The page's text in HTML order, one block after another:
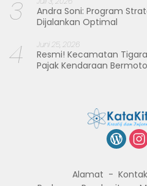
3
Andra Soni: Program
Dijalankan Optimal
4 Juni 25, 2026
Resmi! Kecamatan
Pajak Kendaraan
Alamat Kontak